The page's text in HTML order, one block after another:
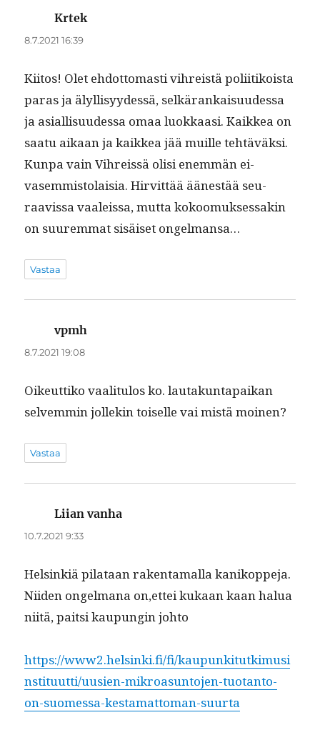
Krteksanoo:
8.7.2021 16:39
Kiitos! Olet ehdot­tomasti vihreistä poli­itikoista
paras ja älyl­lisyy­dessä, selkärankaisu­udessa
ja asial­lisu­udessa omaa luokkaasi. Kaikkea on
saatu aikaan ja kaikkea jää muille tehtäväk­si.
Kun­pa vain Vihreis­sä olisi enem­män ei-
vasem­mis­to­laisia. Hirvit­tää äänestää seu­
raavis­sa vaaleis­sa, mut­ta kokoomuk­ses­sakin
on suurem­mat sisäiset ongelmansa…
Vastaa
vpmh
8.7.2021 19:08
Oikeut­tiko vaal­i­t­u­los ko. lau­takun­ta­paikan
selvem­min jollekin toiselle vai mis­tä moinen?
Vastaa
Liian vanha
10.7.2021 9:33
Helsinkiä pilataan rak­en­ta­mal­la kanikoppeja.
Niiden ongel­mana on,ettei kukaan kaan halua
niitä, pait­si kaupun­gin johto
https://www2.helsinki.fi/fi/kaupunkitutkimusi
nstituutti/uusien-mikroasuntojen-tuotanto-
on-suomessa-kestamattoman-suurta